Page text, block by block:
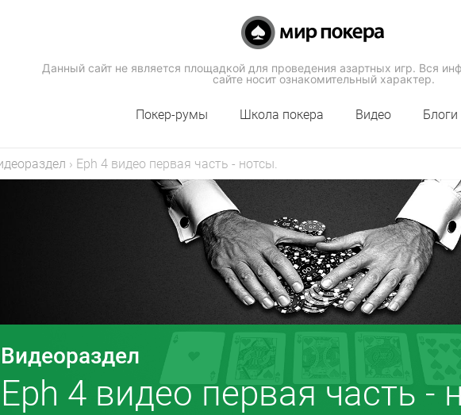
Данный сайт не является площадкой для проведения азартных игр. Вся
сайте носит ознакомительный характер.
Покер-румы Школа покера Видео Блоги
› Eph 4 видео первая часть - нотсы.
Видеораздел
Eph 4 видео первая часть -